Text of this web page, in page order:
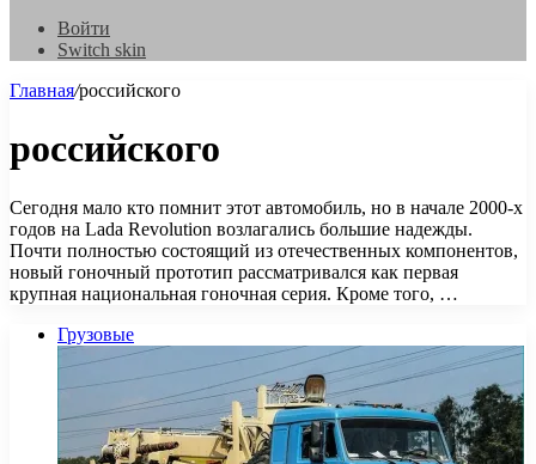
Войти
Switch skin
Главная/российского
российского
Сегодня мало кто помнит этот автомобиль, но в начале 2000-х
годов на Lada Revolution возлагались большие надежды.
Почти полностью состоящий из отечественных компонентов,
новый гоночный прототип рассматривался как первая
крупная национальная гоночная серия. Кроме того, …
Грузовые